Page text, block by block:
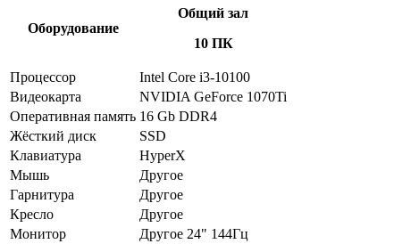
Оборудование
Общий зал
10 ПК
Процессор
Intel Core i3-10100
Видеокарта
NVIDIA GeForce 1070Ti
Оперативная память 16 Gb DDR4
Жёсткий диск
SSD
Клавиатура
HyperX
Мышь
Другое
Гарнитура
Другое
Кресло
Другое
Монитор
Другое 24" 144Гц